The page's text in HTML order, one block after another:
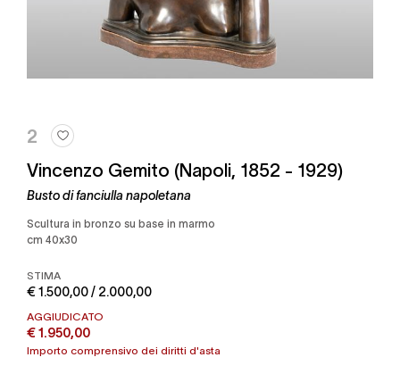
2
Vincenzo Gemito (Napoli, 1852 - 1929)
Busto di fanciulla napoletana
Scultura in bronzo su base in marmo
cm 40x30
STIMA
€ 1.500,00 / 2.000,00
AGGIUDICATO
€ 1.950,00
Importo comprensivo dei diritti d'asta